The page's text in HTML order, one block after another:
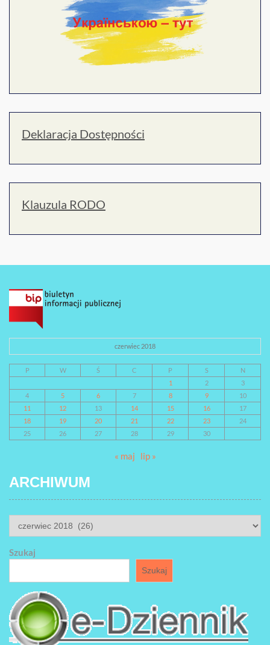
Deklaracja Dostępności
Klauzula RODO
czerwiec 2018
P W Ś C P S
N
1
2
3
4
5 6 7 8 9
10
11
12 13 14 15 16
17
18
19 20 21 22 23
24
25
26 27 28 29 30
« maj lip »
ARCHIWUM
ARCHIWUM
Szukaj
Szukaj